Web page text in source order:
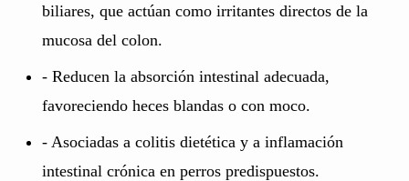
biliares, que actúan como irritantes directos de la
mucosa del colon.
- Reducen la absorción intestinal adecuada,
favoreciendo heces blandas o con moco.
- Asociadas a colitis dietética y a inflamación
intestinal crónica en perros predispuestos.